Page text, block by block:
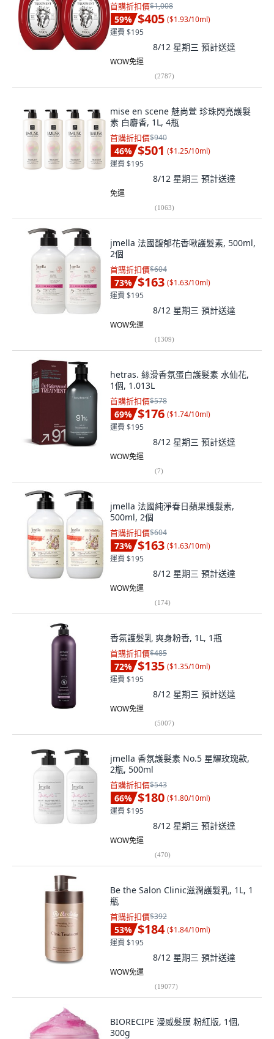
首購折扣價$1,008
59% $405 ($1.93/10ml)
運費 $195
8/12 星期三 預計送達
WOW免運
(2787)
mise en scene 魅尚萱 珍珠閃亮護髮
素 白麝香, 1L, 4瓶
首購折扣價$940
46% $501 ($1.25/10ml)
運費 $195
8/12 星期三 預計送達
免運
(1063)
jmella 法國馥郁花香啾護髮素, 500ml,
2個
首購折扣價$604
73% $163 ($1.63/10ml)
運費 $195
8/12 星期三 預計送達
WOW免運
(1309)
hetras. 絲滑香氛蛋白護髮素 水仙花,
1個, 1.013L
首購折扣價$578
69% $176 ($1.74/10ml)
運費 $195
8/12 星期三 預計送達
WOW免運
(7)
jmella 法國純淨春日蘋果護髮素,
500ml, 2個
首購折扣價$604
73% $163 ($1.63/10ml)
運費 $195
8/12 星期三 預計送達
WOW免運
(174)
香氛護髮乳 爽身粉香, 1L, 1瓶
首購折扣價$485
72% $135 ($1.35/10ml)
運費 $195
8/12 星期三 預計送達
WOW免運
(5007)
jmella 香氛護髮素 No.5 星耀玫瑰款,
2瓶, 500ml
首購折扣價$543
66% $180 ($1.80/10ml)
運費 $195
8/12 星期三 預計送達
WOW免運
(470)
Be the Salon Clinic滋潤護髮乳, 1L, 1
瓶
首購折扣價$392
53% $184 ($1.84/10ml)
運費 $195
8/12 星期三 預計送達
WOW免運
(19077)
BIORECIPE 漫威髮膜 粉紅版, 1個,
300g